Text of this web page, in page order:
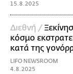
15.8.2025
Διεθνή /
κόσμο
κατά της
LIFO NEWSROOM
4.8.2025